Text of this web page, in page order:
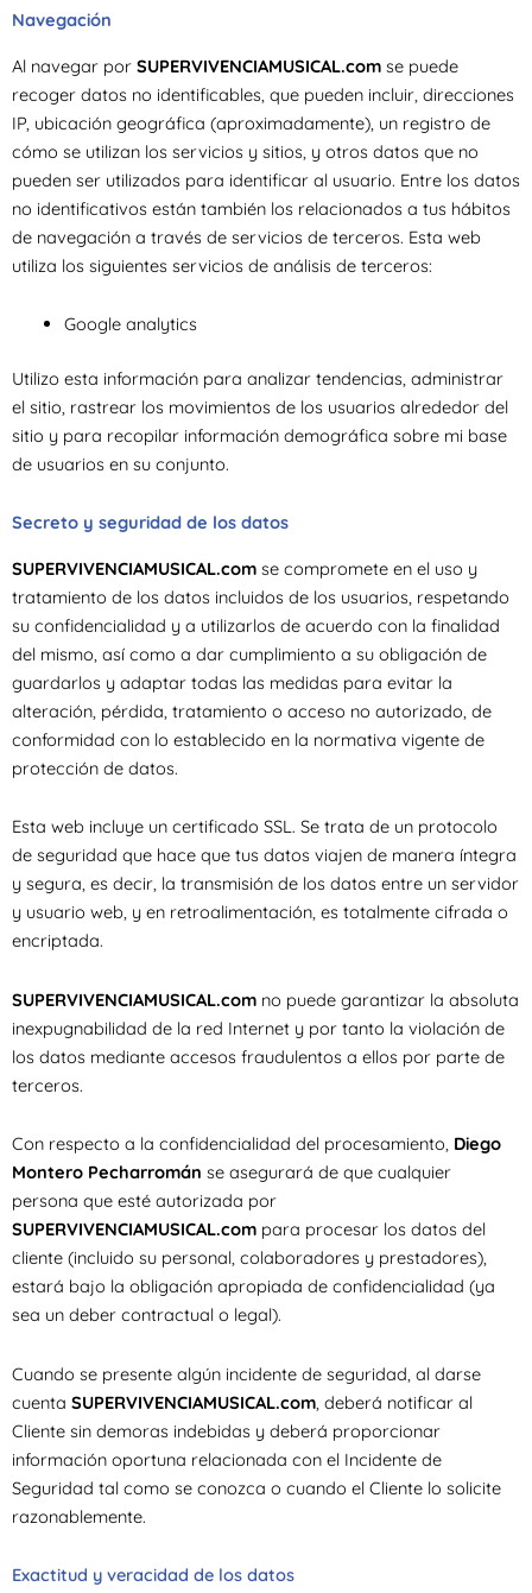
Navegación
Al navegar por SUPERVIVENCIAMUSICAL.com se puede
recoger datos no identificables, que pueden incluir, direcciones
IP, ubicación geográfica (aproximadamente), un registro de
cómo se utilizan los servicios y sitios, y otros datos que no
pueden ser utilizados para identificar al usuario. Entre los datos
no identificativos están también los relacionados a tus hábitos
de navegación a través de servicios de terceros. Esta web
utiliza los siguientes servicios de análisis de terceros:
Google analytics
Utilizo esta información para analizar tendencias, administrar
el sitio, rastrear los movimientos de los usuarios alrededor del
sitio y para recopilar información demográfica sobre mi base
de usuarios en su conjunto.
Secreto y seguridad de los datos
SUPERVIVENCIAMUSICAL.com se compromete en el uso y
tratamiento de los datos incluidos de los usuarios, respetando
su confidencialidad y a utilizarlos de acuerdo con la finalidad
del mismo, así como a dar cumplimiento a su obligación de
guardarlos y adaptar todas las medidas para evitar la
alteración, pérdida, tratamiento o acceso no autorizado, de
conformidad con lo establecido en la normativa vigente de
protección de datos.
Esta web incluye un certificado SSL. Se trata de un protocolo
de seguridad que hace que tus datos viajen de manera íntegra
y segura, es decir, la transmisión de los datos entre un servidor
y usuario web, y en retroalimentación, es totalmente cifrada o
encriptada.
SUPERVIVENCIAMUSICAL.com no puede garantizar la absoluta
inexpugnabilidad de la red Internet y por tanto la violación de
los datos mediante accesos fraudulentos a ellos por parte de
terceros.
Con respecto a la confidencialidad del procesamiento, Diego
Montero Pecharromán se asegurará de que cualquier
persona que esté autorizada por
SUPERVIVENCIAMUSICAL.com para procesar los datos del
cliente (incluido su personal, colaboradores y prestadores),
estará bajo la obligación apropiada de confidencialidad (ya
sea un deber contractual o legal).
Cuando se presente algún incidente de seguridad, al darse
cuenta SUPERVIVENCIAMUSICAL.com, deberá notificar al
Cliente sin demoras indebidas y deberá proporcionar
información oportuna relacionada con el Incidente de
Seguridad tal como se conozca o cuando el Cliente lo solicite
razonablemente.
Exactitud y veracidad de los datos